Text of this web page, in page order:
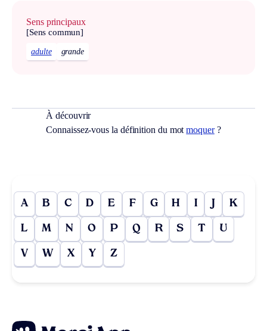
Sens principaux
[Sens commun]
adulte grande
À découvrir
Connaissez-vous la définition du motmoquer?
A B C D E F G H I J K
L M N O P Q R S T U
V W X Y Z